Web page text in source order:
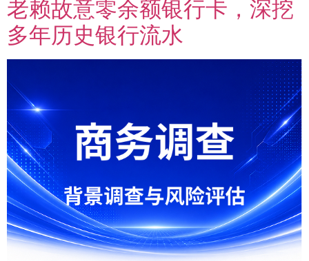
老赖故意零余额银行卡，深挖
多年历史银行流水